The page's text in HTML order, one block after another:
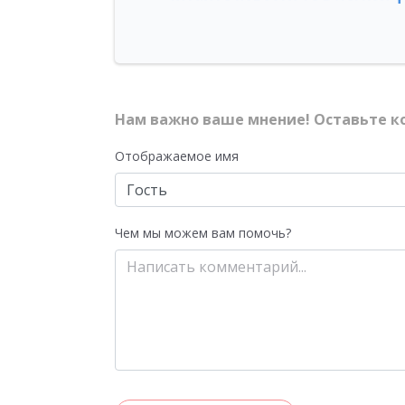
Нам важно ваше мнение! Оставьте
Отображаемое имя
Чем мы можем вам помочь?